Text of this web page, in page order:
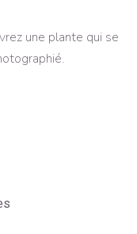
une plante qui se